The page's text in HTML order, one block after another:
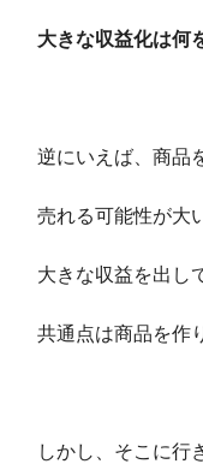
大きな収益化は何
逆にいえば、商品
売れる可能性が大
大きな収益を出し
共通点は商品を作
しかし、そこに行